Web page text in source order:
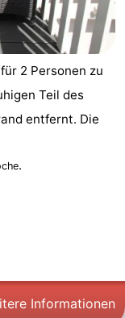
2 Personen zu
Teil des
entfernt. Die
.
Informationen